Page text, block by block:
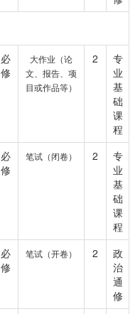
必
修
大作业（论
文、报告、项
目或作品等）
2
专
业
基
础
课
程
必
修
笔试（闭卷） 2
专
业
基
础
课
程
必
修
笔试（开卷） 2
政
治
通
修